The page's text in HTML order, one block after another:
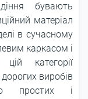
бувають
матеріал
в сучасному
каркасом і
категорії
виробів
простих і